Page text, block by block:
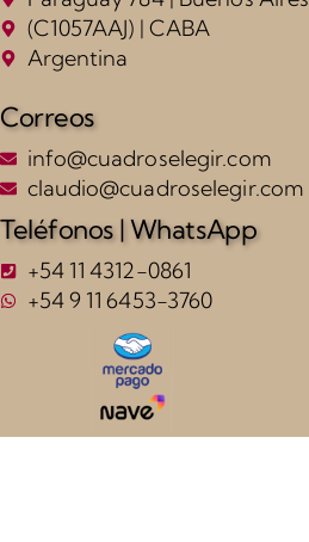
(C1057AAJ) | CABA
Argentina
Correos
info@cuadroselegir.com
claudio@cuadroselegir.com
Teléfonos | WhatsApp
+54 11 4312-0861
+54 9 11 6453-3760